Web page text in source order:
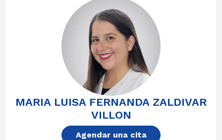
MARIA LUISA FERNANDA ZALDIVAR
VILLON
Agendar una cita